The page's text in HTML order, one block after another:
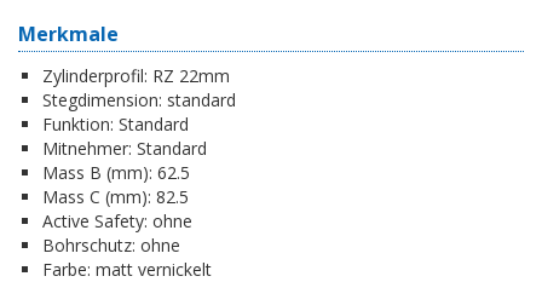
Merkmale
Zylinderprofil: RZ 22mm
Stegdimension: standard
Funktion: Standard
Mitnehmer: Standard
Mass B (mm): 62.5
Mass C (mm): 82.5
Active Safety: ohne
Bohrschutz: ohne
Farbe: matt vernickelt